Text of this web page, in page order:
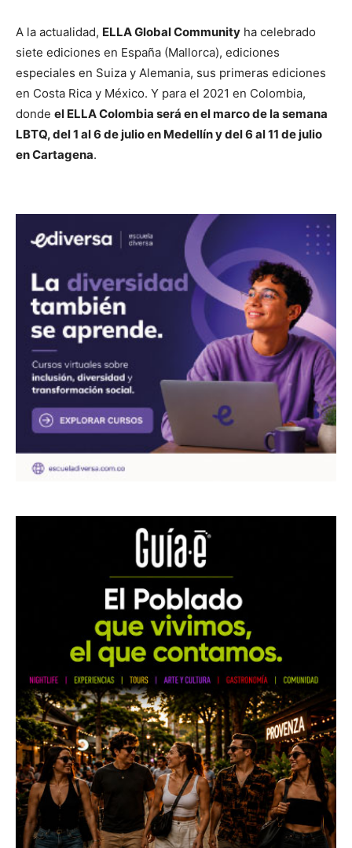
A la actualidad, ELLA Global Community ha celebrado
siete ediciones en España (Mallorca), ediciones
especiales en Suiza y Alemania, sus primeras ediciones
en Costa Rica y México. Y para el 2021 en Colombia,
donde el ELLA Colombia será en el marco de la semana
LBTQ, del 1 al 6 de julio en Medellín y del 6 al 11 de julio
en Cartagena.